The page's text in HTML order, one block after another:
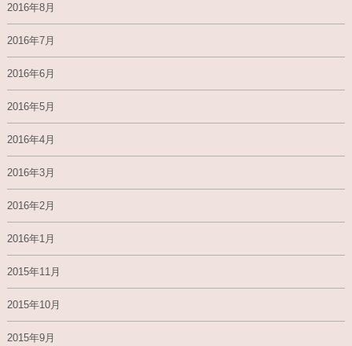
2016年8月
2016年7月
2016年6月
2016年5月
2016年4月
2016年3月
2016年2月
2016年1月
2015年11月
2015年10月
2015年9月